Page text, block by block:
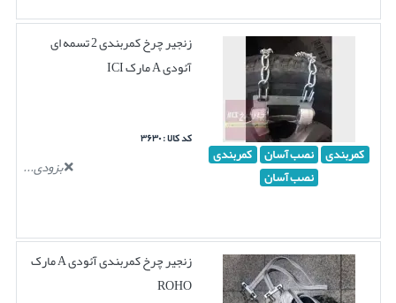
کمربندی نصب آسان کمربندی
نصب آسان
زنجیر چرخ کمربندی 2 تسمه ای
آئودی A مارک ICI
کد کالا : ۳۶۳۰
بزودی...
زنجیر چرخ کمربندی آئودی A مارک
ROHO